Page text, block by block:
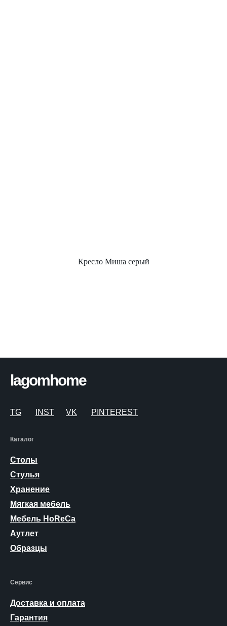
Кресло Миша серый
lagomhome
Каталог
Столы
Стулья
Хранение
Мягкая мебель
Мебель HoReCa
Аутлет
Образцы
Сервис
Доставка и оплата
Гарантия
TG INST VK PINTEREST